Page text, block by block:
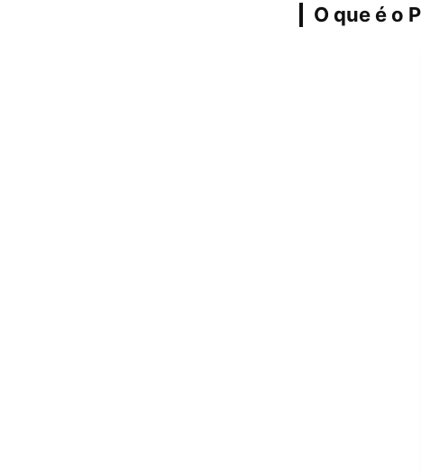
O que é o